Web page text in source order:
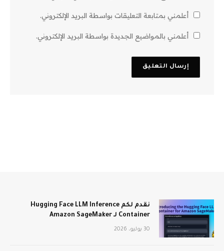
أعلمني بمتابعة التعليقات بواسطة البريد الإلكتروني.
أعلمني بالمواضيع الجديدة بواسطة البريد الإلكتروني.
نقدم لكم Hugging Face LLM Inference
Container لـ Amazon SageMaker
30 يوليو، 2026